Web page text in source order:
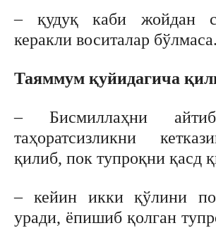
– қудуқ каби жойдан
керакли воситалар бўлмаса.
Таяммум қуйидагича
– Бисмиллаҳни
таҳоратсизликни
қилиб, пок тупроқни қасд
– кейин икки қўлини
уради, ёпишиб қолган